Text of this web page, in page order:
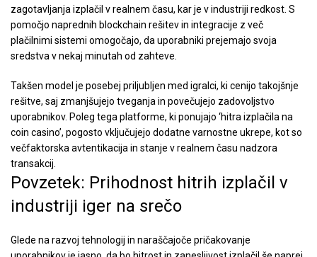
zagotavljanja izplačil v realnem času, kar je v industriji redkost. S
pomočjo naprednih blockchain rešitev in integracije z več
plačilnimi sistemi omogočajo, da uporabniki prejemajo svoja
sredstva v nekaj minutah od zahteve.
Takšen model je posebej priljubljen med igralci, ki cenijo takojšnje
rešitve, saj zmanjšujejo tveganja in povečujejo zadovoljstvo
uporabnikov. Poleg tega platforme, ki ponujajo ‘hitra izplačila na
coin casino’, pogosto vključujejo dodatne varnostne ukrepe, kot so
večfaktorska avtentikacija in stanje v realnem času nadzora
transakcij.
Povzetek: Prihodnost hitrih izplačil v
industriji iger na srečo
Glede na razvoj tehnologij in naraščajoče pričakovanje